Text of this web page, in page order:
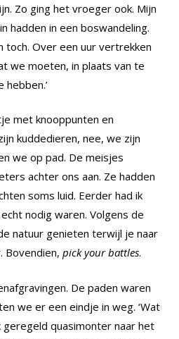
Zo ging het vroeger ook. Mijn
hadden in een boswandeling.
toch. Over een uur vertrekken
we moeten, in plaats van te
hebben.’
met knooppunten en
kuddedieren, nee, we zijn
we op pad. De meisjes
achter ons aan. Ze hadden
soms luid. Eerder had ik
nodig waren. Volgens de
natuur genieten terwijl je naar
Bovendien, pick your battles.
De paden waren
we er een eindje in weg. ‘Wat
geregeld quasimonter naar het